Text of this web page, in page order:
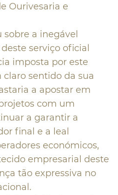
Ourivesaria e
a inegável
serviço oficial
imposta por este
sentido da sua
a apostar em
com um
a garantir a
final e a leal
económicos,
empresarial deste
tão expressiva no